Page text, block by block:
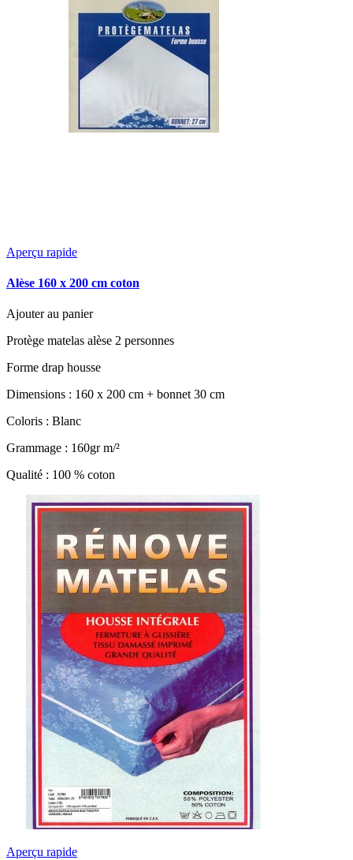
Aperçu rapide
Alèse 160 x 200 cm coton
Ajouter au panier
Protège matelas alèse 2 personnes
Forme drap housse
Dimensions : 160 x 200 cm + bonnet 30 cm
Coloris : Blanc
Grammage : 160gr m/²
Qualité : 100 % coton
Aperçu rapide